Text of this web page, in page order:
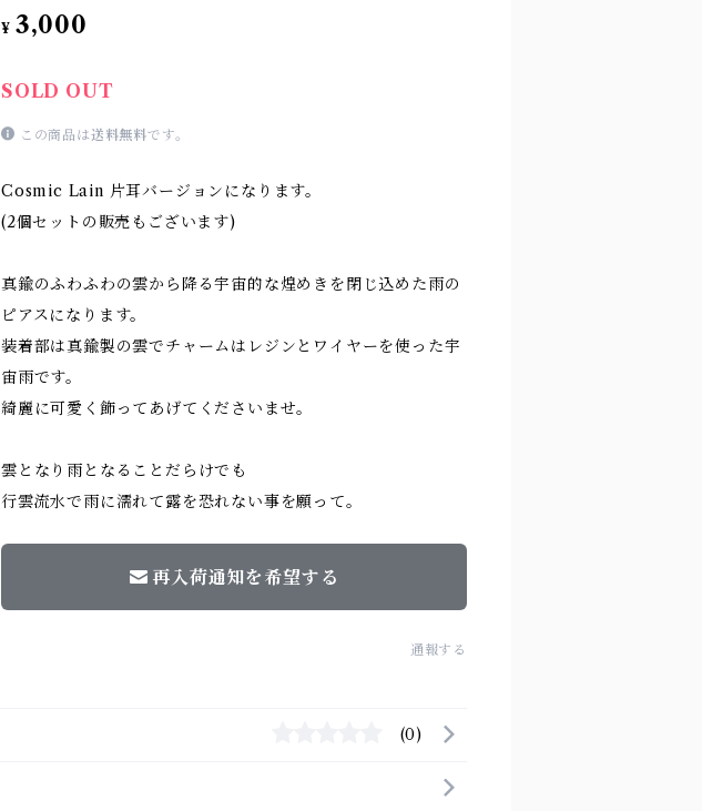
¥ 3,000
SOLD OUT
この商品は送料無料です。
Cosmic Lain 片耳バージョンになります。
(2個セットの販売もございます)
真鍮のふわふわの雲から降る宇宙的な煌めきを閉じ込めた雨の
ピアスになります。
装着部は真鍮製の雲でチャームはレジンとワイヤーを使った宇
宙雨です。
綺麗に可愛く飾ってあげてくださいませ。
雲となり雨となることだらけでも
行雲流水で雨に濡れて露を恐れない事を願って。
再入荷通知を希望する
通報する
(0)